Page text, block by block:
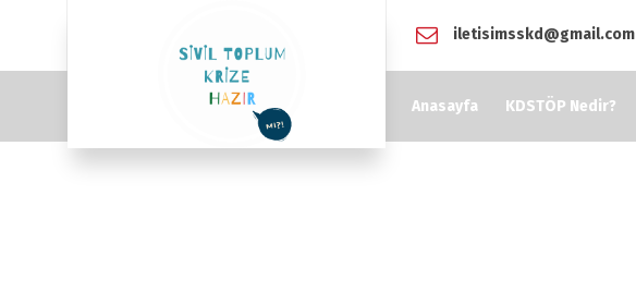
iletisimsskd@gmail.com
Anasayfa KDSTÖP Nedir?